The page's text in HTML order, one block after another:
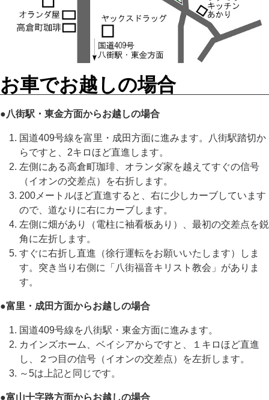
お車でお越しの場合
●八街駅・東金方面からお越しの場合
国道409号線を富里・成田方面に進みます。八街駅踏切か
らですと、2キロほど直進します。
左側にある高倉町珈琲、オランダ家を越えてすぐの信号
（イオンの交差点）を右折します。
200メートルほど直進すると、右に少しカーブしています
ので、道なりに右にカーブします。
左側に畑があり（電柱に袖看板あり）、最初の交差点を鋭
角に左折します。
すぐに右折し直進（徐行運転をお願いいたします）しま
す。突き当り右側に「八街福音キリスト教会」がありま
す。
●富里・成田方面からお越しの場合
国道409号線を八街駅・東金方面に進みます。
カインズホーム、ベイシアからですと、１キロほど直進
し、２つ目の信号（イオンの交差点）を左折します。
～5は上記と同じです。
●富山十字路方面からお越しの場合